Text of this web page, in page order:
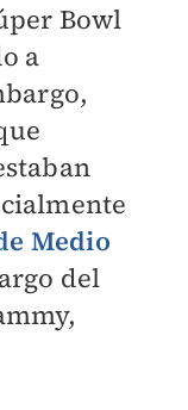
Bowl
a
Medio
del